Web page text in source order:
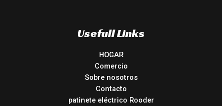
Usefull Links
HOGAR
Comercio
Sobre nosotros
Contacto
patinete eléctrico Rooder